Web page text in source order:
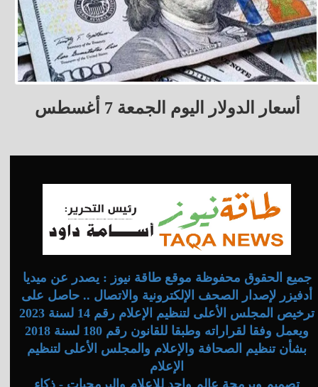
أسعار الدولار اليوم الجمعة 7 أغسطس
جميع الحقوق محفوظة موقع طاقة نيوز : يصدر عن ميديا
أدفيزر لإصدار الصحف الإلكترونية والاتصال .. حاصل على
ترخيص المجلس الأعلى لتنظيم الإعلام رقم 14 لسنة 2023
ويعمل وفقا لقراراته وطبقا للقانون رقم 180 لسنة 2018
بشأن تنظيم الصحافة والإعلام والمجلس الأعلى لتنظيم
الإعلام